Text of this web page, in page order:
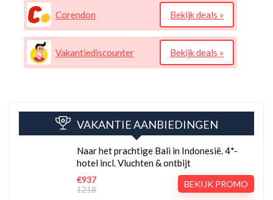
Corendon Bekijk deals »
Vakantiediscounter Bekijk deals »
VAKANTIE AANBIEDINGEN
Naar het prachtige Bali in Indonesië. 4*-
hotel incl. Vluchten & ontbijt
€937
1218
BEKIJK PROMO